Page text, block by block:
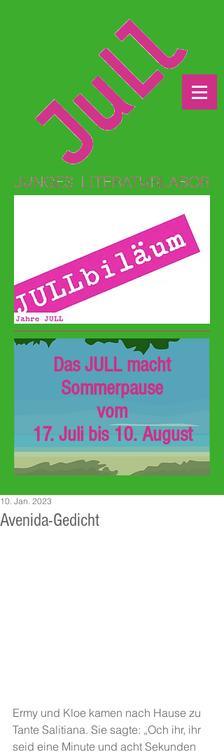
Das JULL macht
Sommerpause
vom
17. Juli bis 10. August
Avenida-Gedicht
10. Jan. 2023
Ermy und Kloe kamen nach Hause zu
Tante Salitiana. Sie sagte: „Och ihr, ihr
seid eine Minute und acht Sekunden